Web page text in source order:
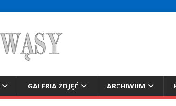
GALERIA ZDJĘĆ ARCHIWUM